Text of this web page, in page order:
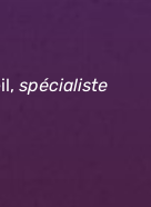
spécialiste